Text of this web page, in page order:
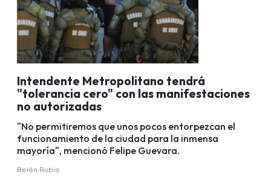
Intendente Metropolitano tendrá
"tolerancia cero" con las manifestaciones
no autorizadas
"No permitiremos que unos pocos entorpezcan el
funcionamiento de la ciudad para la inmensa
mayoría", mencionó Felipe Guevara.
Belén Rubio